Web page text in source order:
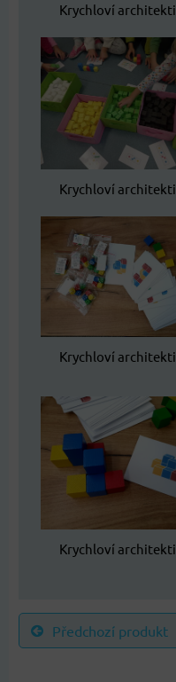
Krychloví architekti
Krychloví architekti
Krychloví architekti
Krychloví architekti
Předchozí produkt